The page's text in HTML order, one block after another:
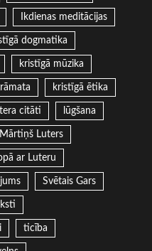
Ikdienas meditācijas
dogmatika
kristīgā mūzika
kristīgā ētika
citāti lūgšana
Mārtiņš Luters
ar Luteru
Svētais Gars
ticība